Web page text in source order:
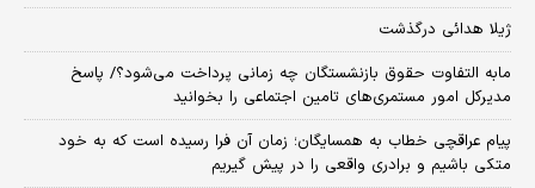
ژیلا هدائی درگذشت
مابه التفاوت حقوق بازنشستگان چه زمانی پرداخت می‌شود؟/ پاسخ
مدیرکل امور مستمری‌های تامین اجتماعی را بخوانید
پیام عراقچی خطاب به همسایگان؛ زمان آن فرا رسیده است که به خود
متکی باشیم و برادری واقعی را در پیش گیریم